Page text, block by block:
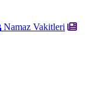
Namaz Vakitleri